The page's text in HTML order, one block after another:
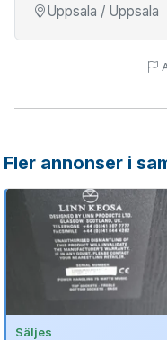
Uppsala / Uppsala
Fler annonser i
Säljes